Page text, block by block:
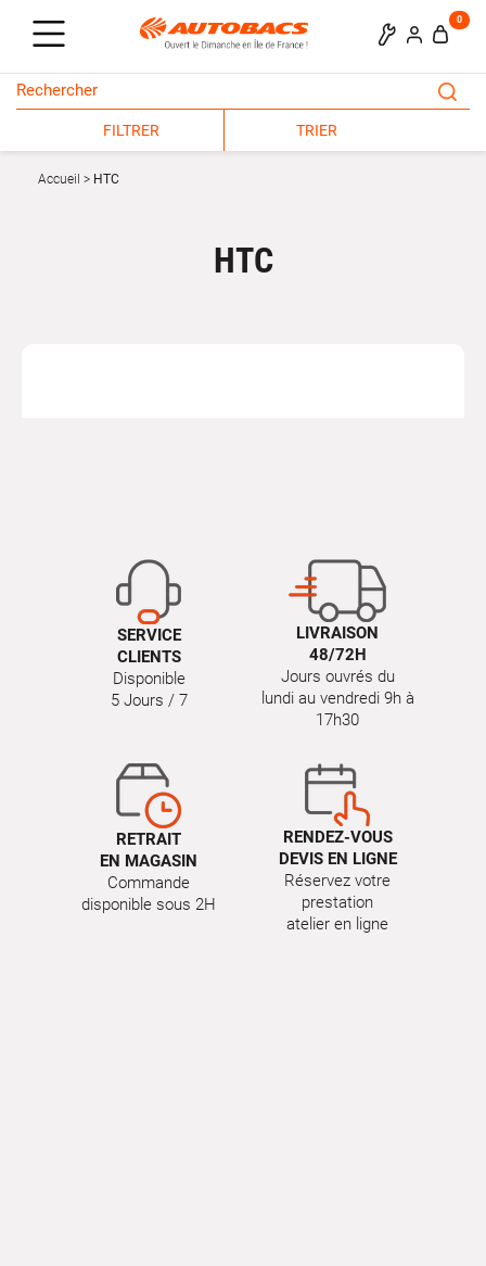
0
FILTRER TRIER
Accueil HTC
HTC
SERVICE
CLIENTS
Disponible
5 Jours / 7
LIVRAISON
48/72H
Jours ouvrés du
lundi au vendredi 9h à
17h30
RETRAIT
EN MAGASIN
Commande
disponible sous 2H
RENDEZ-VOUS
DEVIS EN LIGNE
Réservez votre
prestation
atelier en ligne